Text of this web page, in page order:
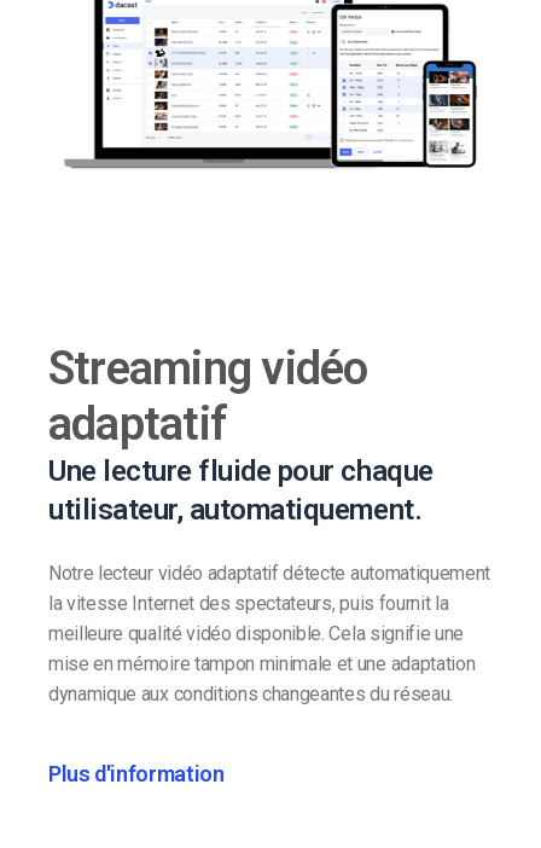
Streaming vidéo
adaptatif
Une lecture fluide pour chaque
utilisateur, automatiquement.
Notre lecteur vidéo adaptatif détecte automatiquement
la vitesse Internet des spectateurs, puis fournit la
meilleure qualité vidéo disponible. Cela signifie une
mise en mémoire tampon minimale et une adaptation
dynamique aux conditions changeantes du réseau.
Plus d'information